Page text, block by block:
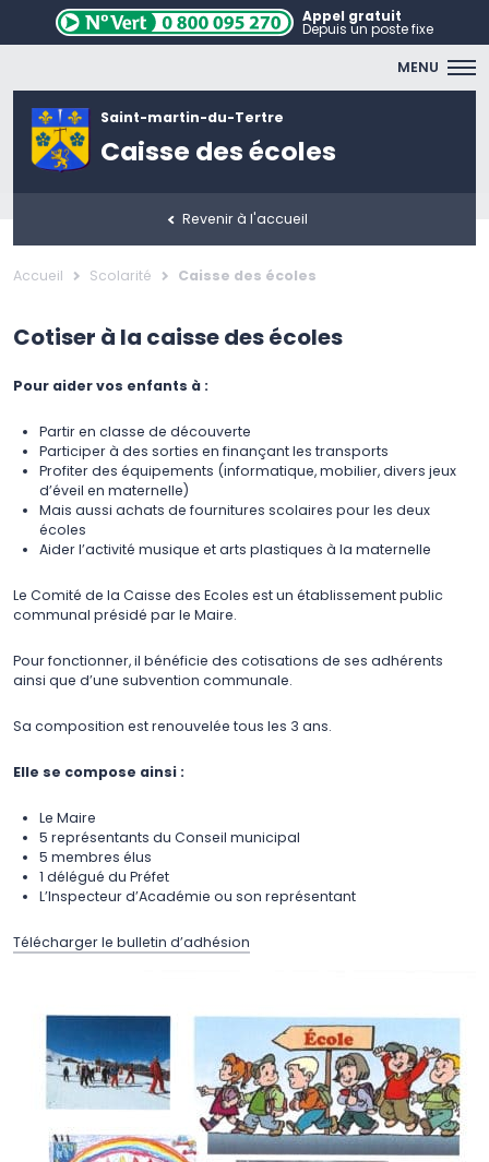
Appel gratuit
Depuis un poste fixe
MENU
Saint-martin-du-Tertre
Caisse des écoles
Revenir à l'accueil
Accueil Scolarité Caisse des écoles
Cotiser à la caisse des écoles
Pour aider vos enfants à :
Partir en classe de découverte
Participer à des sorties en finançant les transports
Profiter des équipements (informatique, mobilier, divers jeux
d’éveil en maternelle)
Mais aussi achats de fournitures scolaires pour les deux
écoles
Aider l’activité musique et arts plastiques à la maternelle
Le Comité de la Caisse des Ecoles est un établissement public
communal présidé par le Maire.
Pour fonctionner, il bénéficie des cotisations de ses adhérents
ainsi que d’une subvention communale.
Sa composition est renouvelée tous les 3 ans.
Elle se compose ainsi :
Le Maire
5 représentants du Conseil municipal
5 membres élus
1 délégué du Préfet
L’Inspecteur d’Académie ou son représentant
Télécharger le bulletin d’adhésion